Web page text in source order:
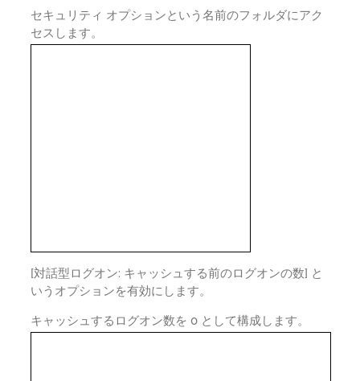
セキュリティ オプションという名前のフォルダにアク
セスします。
[対話型ログオン: キャッシュする前のログオンの数] と
いうオプションを有効にします。
キャッシュするログオン数を 0 として構成します。